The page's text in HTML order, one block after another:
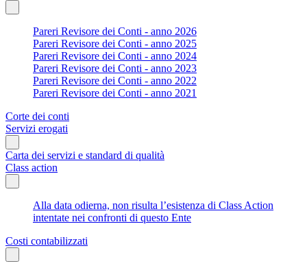
Pareri Revisore dei Conti - anno 2026
Pareri Revisore dei Conti - anno 2025
Pareri Revisore dei Conti - anno 2024
Pareri Revisore dei Conti - anno 2023
Pareri Revisore dei Conti - anno 2022
Pareri Revisore dei Conti - anno 2021
Corte dei conti
Servizi erogati
Carta dei servizi e standard di qualità
Class action
Alla data odierna, non risulta l’esistenza di Class Action
intentate nei confronti di questo Ente
Costi contabilizzati